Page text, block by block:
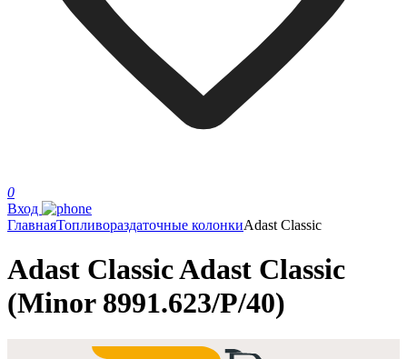
0
Вход
ГлавнаяТопливораздаточные колонкиAdast Classic
Adast Classic Adast Classic
(Minor 8991.623/P/40)